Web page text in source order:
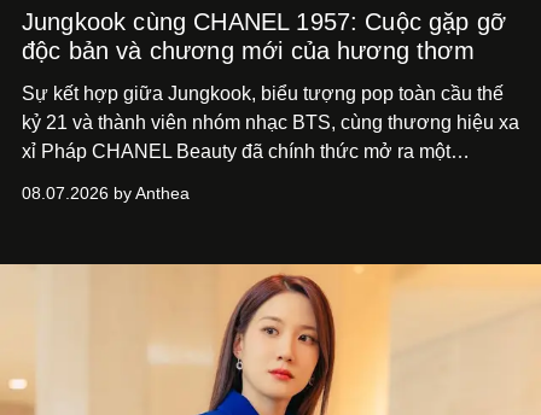
Jungkook cùng CHANEL 1957: Cuộc gặp gỡ
độc bản và chương mới của hương thơm
Sự kết hợp giữa Jungkook, biểu tượng pop toàn cầu thế
kỷ 21 và thành viên nhóm nhạc BTS, cùng thương hiệu xa
xỉ Pháp CHANEL Beauty đã chính thức mở ra một
hoa cao cấp 1957.
08.07.2026 by Anthea